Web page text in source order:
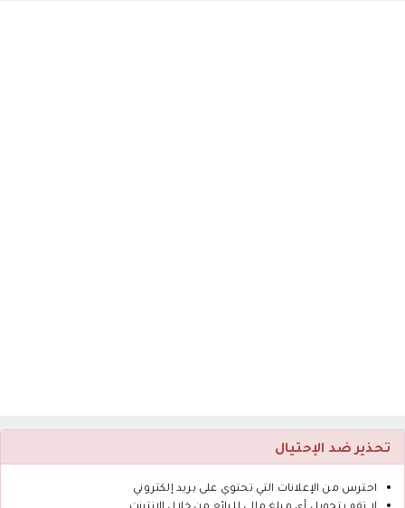
تحذير ضد الإحتيال
احترس من الإعلانات التي تحتوي على بريد إلكتروني